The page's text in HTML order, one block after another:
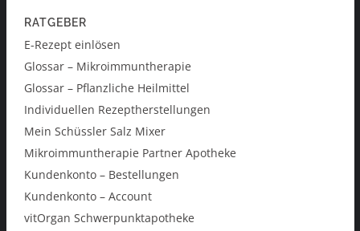
RATGEBER
E-Rezept einlösen
Glossar – Mikroimmuntherapie
Glossar – Pflanzliche Heilmittel
Individuellen Rezeptherstellungen
Mein Schüssler Salz Mixer
Mikroimmuntherapie Partner Apotheke
Kundenkonto – Bestellungen
Kundenkonto – Account
vitOrgan Schwerpunktapotheke